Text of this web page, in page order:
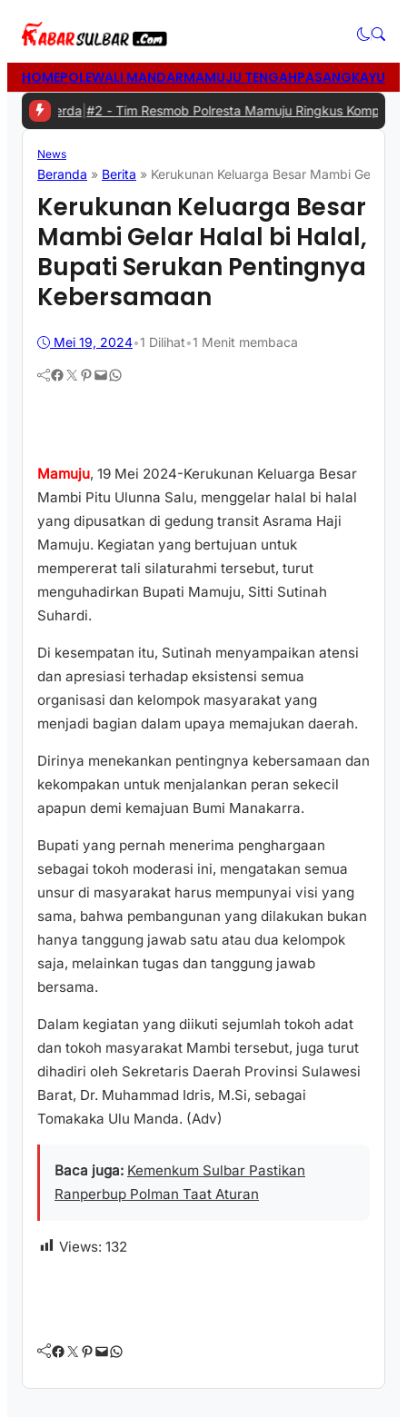
HOMEPOLEWALI MANDARMAMUJU TENGAHPASANGKAYU
|#2 -Tim Resmob Polresta Mamuju Ringkus Komplotan
News
Beranda » Berita » Kerukunan Keluarga Besar Mambi Gelar
Kerukunan Keluarga Besar
Mambi Gelar Halal bi Halal,
Bupati Serukan Pentingnya
Kebersamaan
Mei 19, 2024•1 Dilihat•1 Menit membaca
Facebook Twitter Pinterest Mail WhatsApp
Mamuju, 19 Mei 2024-Kerukunan Keluarga Besar
Mambi Pitu Ulunna Salu, menggelar halal bi halal
yang dipusatkan di gedung transit Asrama Haji
Mamuju. Kegiatan yang bertujuan untuk
mempererat tali silaturahmi tersebut, turut
menguhadirkan Bupati Mamuju, Sitti Sutinah
Suhardi.
Di kesempatan itu, Sutinah menyampaikan atensi
dan apresiasi terhadap eksistensi semua
organisasi dan kelompok masyarakat yang
menjadi bagian dalam upaya memajukan daerah.
Dirinya menekankan pentingnya kebersamaan dan
kekompakan untuk menjalankan peran sekecil
apapun demi kemajuan Bumi Manakarra.
Bupati yang pernah menerima penghargaan
sebagai tokoh moderasi ini, mengatakan semua
unsur di masyarakat harus mempunyai visi yang
sama, bahwa pembangunan yang dilakukan bukan
hanya tanggung jawab satu atau dua kelompok
saja, melainkan tugas dan tanggung jawab
bersama.
Dalam kegiatan yang diikuti sejumlah tokoh adat
dan tokoh masyarakat Mambi tersebut, juga turut
dihadiri oleh Sekretaris Daerah Provinsi Sulawesi
Barat, Dr. Muhammad Idris, M.Si, sebagai
Tomakaka Ulu Manda. (Adv)
Baca juga: Kemenkum Sulbar Pastikan
Ranperbup Polman Taat Aturan
Views: 132
Facebook Twitter Pinterest Mail WhatsApp